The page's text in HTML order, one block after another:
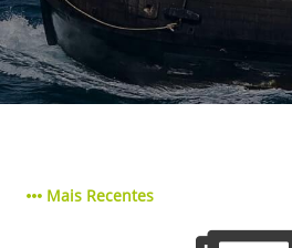
Mais Recentes